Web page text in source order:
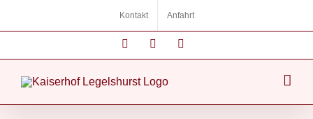
Kontakt Anfahrt
InstagramFacebook